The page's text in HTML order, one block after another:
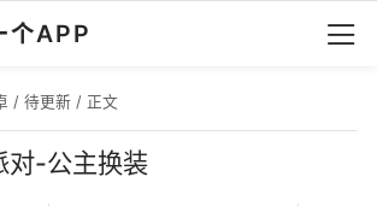
个APP
/ 待更新 / 正文
对-公主换装